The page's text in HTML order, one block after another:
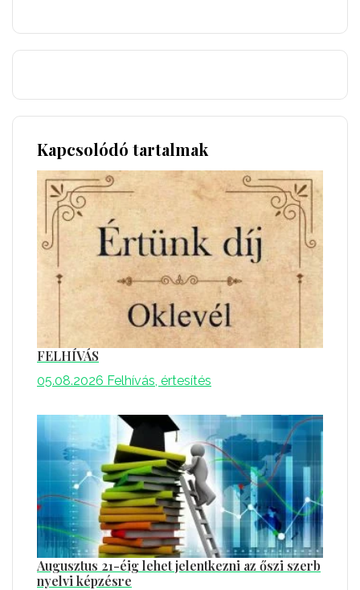
Kapcsolódó tartalmak
FELHÍVÁS
05.08.2026 Felhívás, értesítés
Augusztus 21-éig lehet jelentkezni az őszi szerb
nyelvi képzésre